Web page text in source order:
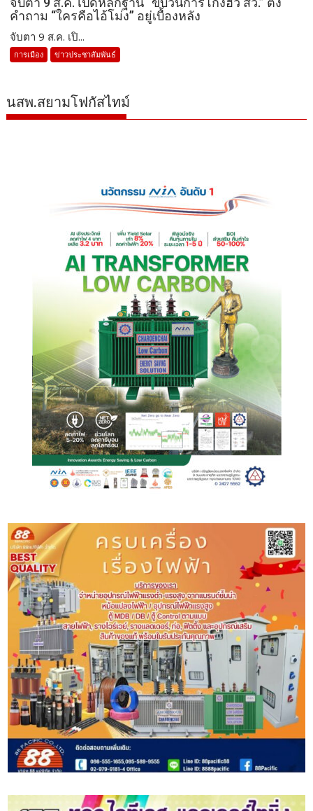
คำถาม “ใครคือไอ้โม่ง” อยู่เบื้องหลัง
จับตา 9 ส.ค. เปิ...
การเมือง ข่าวประชาสัมพันธ์
นสพ.สยามโฟกัสไทม์